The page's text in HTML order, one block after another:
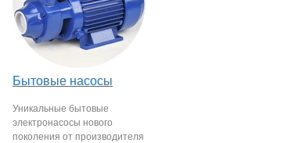
Бытовые насосы
Уникальные бытовые
электронасосы нового
поколения от производителя